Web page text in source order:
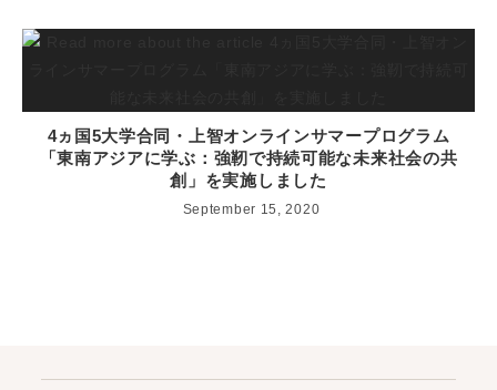
4ヵ国5大学合同・上智オンラインサマープログラム
「東南アジアに学ぶ：強靭で持続可能な未来社会の共
創」を実施しました
September 15, 2020